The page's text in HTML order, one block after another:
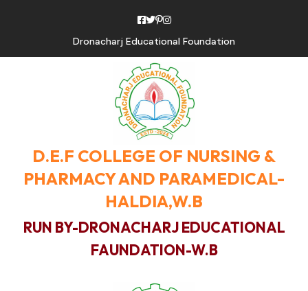
Dronacharj Educational Foundation
D.E.F COLLEGE OF NURSING &
PHARMACY AND PARAMEDICAL-
HALDIA,W.B
RUN BY-DRONACHARJ EDUCATIONAL
FAUNDATION-W.B